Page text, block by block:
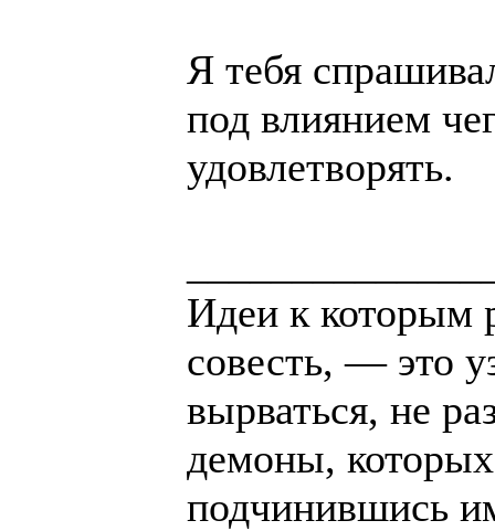
Я тебя
под влиянием
удовлетворять.
Идеи к которым
совесть, — это
вырваться, не
демоны,
подчинившись